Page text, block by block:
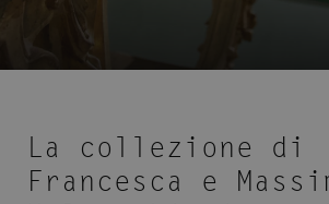
La collezione di
Francesca e